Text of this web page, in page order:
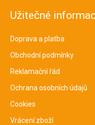
Užitečné
Doprava a platba
Obchodní podmínky
Reklamační řád
Ochrana osobních údajů
Cookies
Vrácení zboží